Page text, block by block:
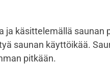
käsittelemällä saunan
saunan käyttöikää.
pitkään.